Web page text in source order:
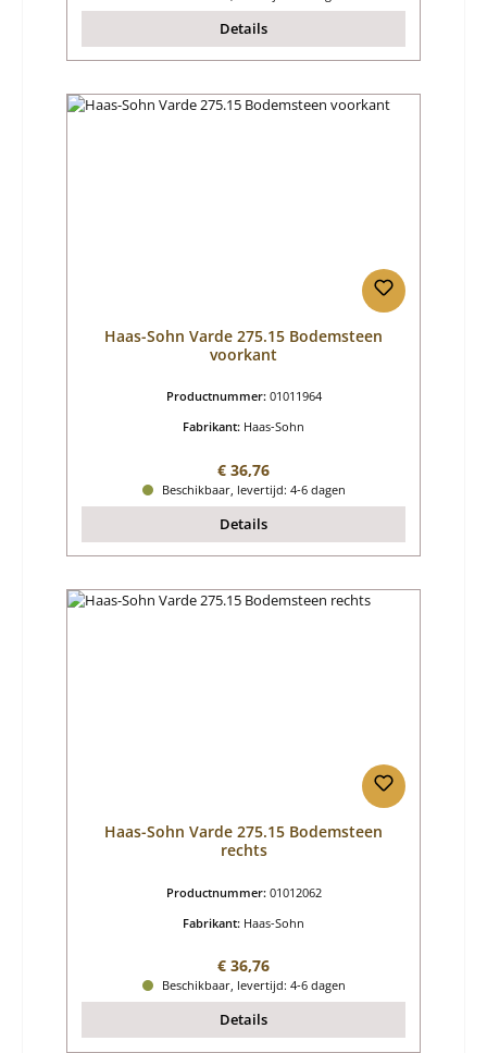
Details
Haas-Sohn Varde 275.15 Bodemsteen
voorkant
Productnummer: 01011964
Fabrikant: Haas-Sohn
Normale prijs:
€ 36,76
Beschikbaar, levertijd: 4-6 dagen
Details
Haas-Sohn Varde 275.15 Bodemsteen
rechts
Productnummer: 01012062
Fabrikant: Haas-Sohn
Normale prijs:
€ 36,76
Beschikbaar, levertijd: 4-6 dagen
Details